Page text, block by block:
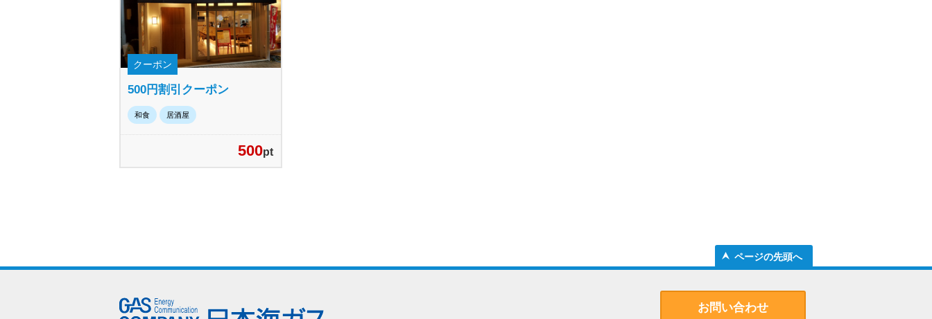
クーポン
500円割引クーポン
和食 居酒屋
500pt
ページの先頭へ
お問い合わせ